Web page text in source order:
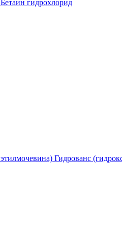
Бетаин гидрохлорид
Гидрованс